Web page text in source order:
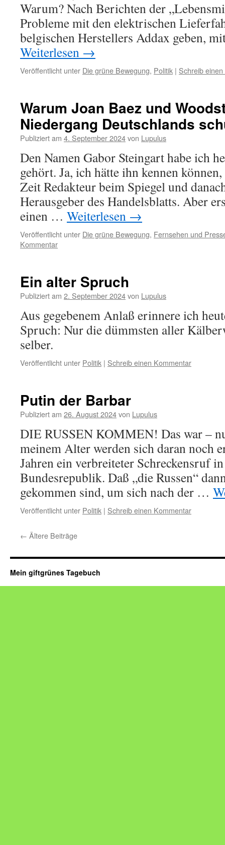
Warum? Nach Berichten der
Probleme mit den elektrischen
belgischen Herstellers Addax geben,
Weiterlesen →
Veröffentlicht unter Die grüne Bewegung, Politik | Schreib
Warum Joan Baez und
Niedergang Deutschlands
Publiziert am 4. September 2024von Lupulus
Den Namen Gabor Steingart habe ich
gehört. Ja, ich hätte ihn kennen
Zeit Redakteur beim Spiegel und
Herausgeber des Handelsblatts. Aber
einen … Weiterlesen →
Veröffentlicht unter Die grüne Bewegung, Fernsehen und
Kommentar
Ein alter Spruch
Publiziert am 2. September 2024von Lupulus
Aus gegebenem Anlaß erinnere ich
Spruch: Nur die dümmsten aller
selber.
Veröffentlicht unter Politik | Schreib einen Kommentar
Putin der Barbar
Publiziert am 26. August 2024von Lupulus
DIE RUSSEN KOMMEN! Das war –
meinem Alter werden sich daran noch
Jahren ein verbreiteter Schreckensruf
Bundesrepublik. Daß „die Russen“
gekommen sind, um sich nach der …
Veröffentlicht unter Politik | Schreib einen Kommentar
← Ältere Beiträge
Mein giftgrünes Tagebuch